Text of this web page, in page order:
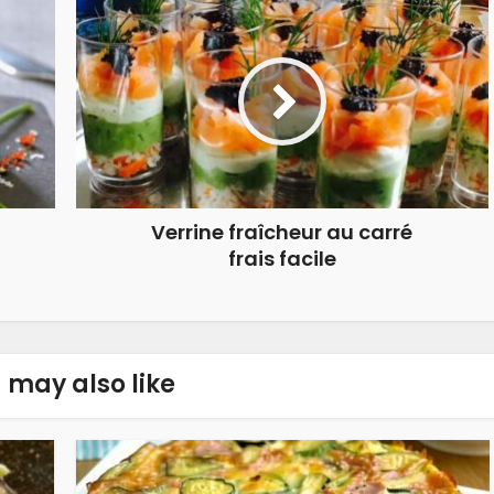
Verrine fraîcheur au carré
frais facile
may also like